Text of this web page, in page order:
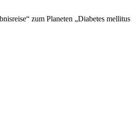
zum Planeten „Diabetes mellitus